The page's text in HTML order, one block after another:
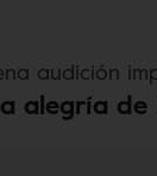
audición
alegría de